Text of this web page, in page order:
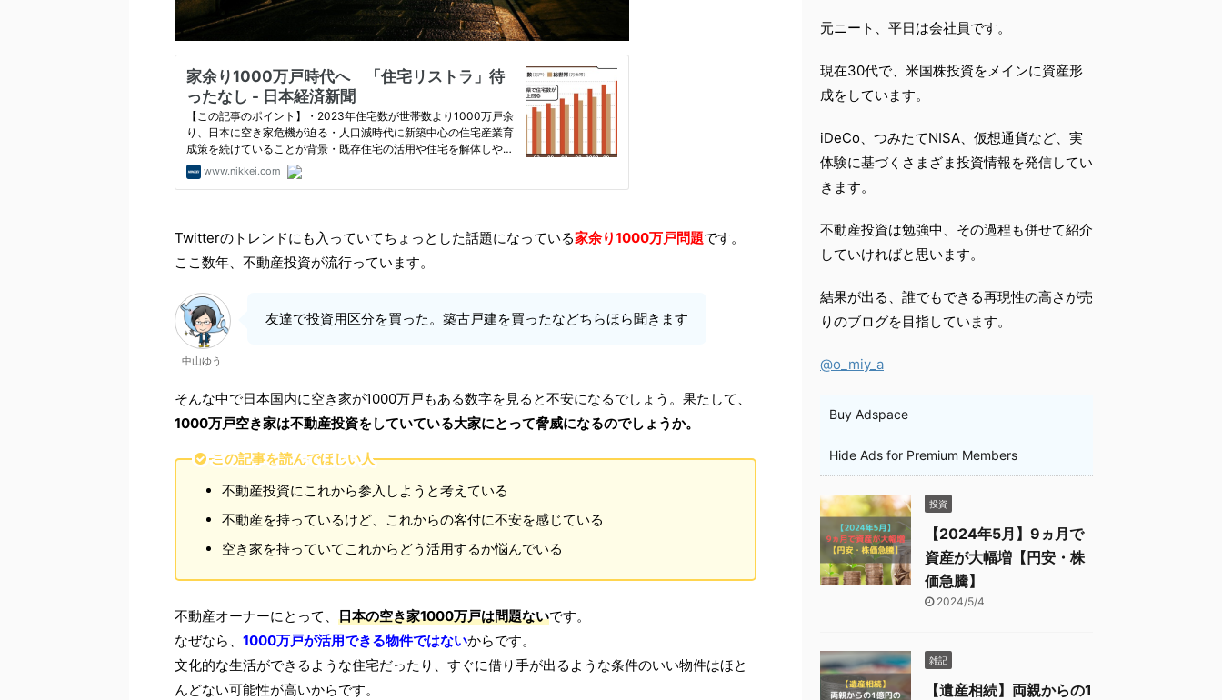
Twitterのトレンドにも入っていてちょっとした話題になっている家余り1000万戸問題です。
ここ数年、不動産投資が流行っています。
中山ゆう
友達で投資用区分を買った。築古戸建を買ったなどちらほら聞きます
そんな中で日本国内に空き家が1000万戸もある数字を見ると不安になるでしょう。果たして、
1000万戸空き家は不動産投資をしていている大家にとって脅威になるのでしょうか。
この記事を読んでほしい人
不動産投資にこれから参入しようと考えている
不動産を持っているけど、これからの客付に不安を感じている
空き家を持っていてこれからどう活用するか悩んでいる
不動産オーナーにとって、 日本の空き家1000万戸は問題ないです。
なぜなら、 1000万戸が活用できる物件ではないからです。
文化的な生活ができるような住宅だったり、すぐに借り手が出るような条件のいい物件はほと
んどない可能性が高いからです。
元ニート、平日は会社員です。
現在30代で、米国株投資をメインに資産形
成をしています。
iDeCo、つみたてNISA、仮想通貨など、実
体験に基づくさまざま投資情報を発信してい
きます。
不動産投資は勉強中、その過程も併せて紹介
していければと思います。
結果が出る、誰でもできる再現性の高さが売
りのブログを目指しています。
@o_miy_a
Buy Adspace
Hide Ads for Premium Members
投資
【2024年5月】9ヵ月で
資産が大幅増【円安・株
価急騰】
2024/5/4
雑記
【遺産相続】両親からの1